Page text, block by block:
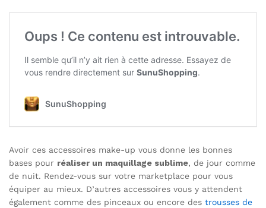
Avoir ces accessoires make-up vous donne les bonnes
bases pour réaliser un maquillage sublime, de jour comme
de nuit. Rendez-vous sur votre marketplace pour vous
équiper au mieux. D’autres accessoires vous y attendent
également comme des pinceaux ou encore des trousses de